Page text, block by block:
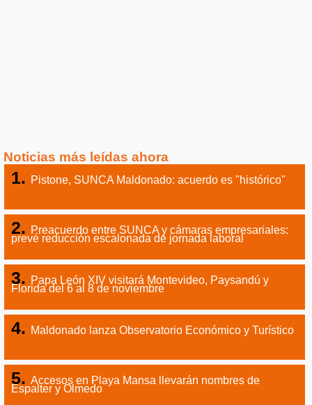
Noticias más leídas ahora
Pistone, SUNCA Maldonado: acuerdo es "histórico"
Preacuerdo entre SUNCA y cámaras empresariales:
prevé reducción escalonada de jornada laboral
Papa León XIV visitará Montevideo, Paysandú y
Florida del 6 al 8 de noviembre
Maldonado lanza Observatorio Económico y Turístico
Accesos en Playa Mansa llevarán nombres de
Espalter y Olmedo